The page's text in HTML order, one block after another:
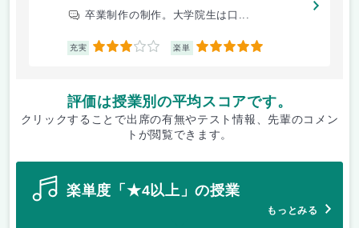
卒業制作の制作。大学院生は口...
充実 3 楽単 5
評価は授業別の平均スコアです。
クリックすることで出席の有無やテスト情報、先輩のコメン
トが閲覧できます。
楽単度「★4以上」の授業
もっとみる